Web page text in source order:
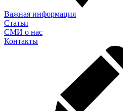
Важная информация
Статьи
СМИ о нас
Контакты